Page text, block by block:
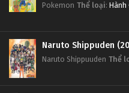
Pokemon Thể loại: Hành
Naruto Shippuden
Naruto Shippuuden Thể